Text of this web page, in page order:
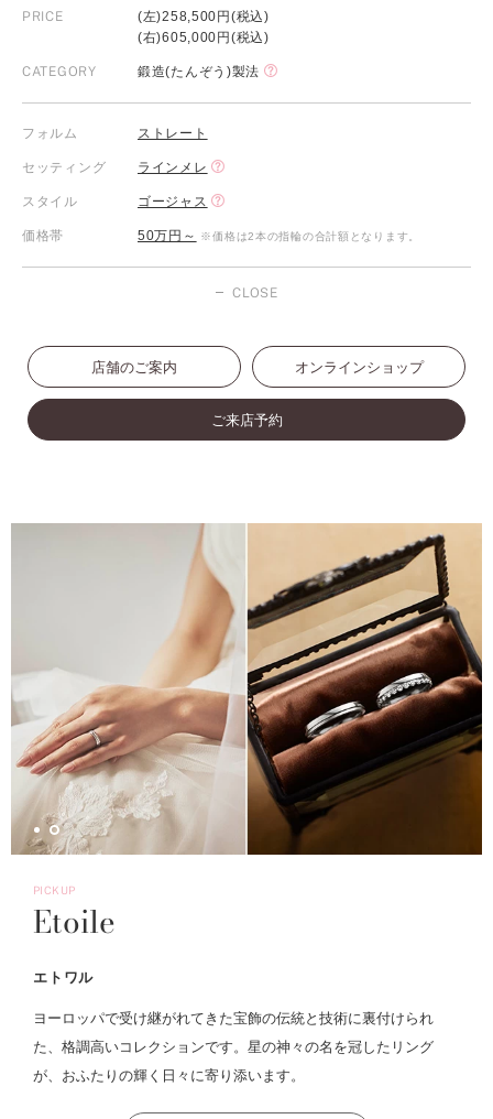
PRICE
(左)258,500円(税込)
(右)605,000円(税込)
CATEGORY 鍛造(たんぞう)製法
フォルム ストレート
セッティング ラインメレ
スタイル ゴージャス
価格帯 50万円～ ※価格は2本の指輪の合計額となります。
CLOSE
店舗のご案内 オンラインショップ
ご来店予約
PICKUP
Etoile
エトワル
ヨーロッパで受け継がれてきた宝飾の伝統と技術に裏付けられ
た、格調高いコレクションです。星の神々の名を冠したリング
が、おふたりの輝く日々に寄り添います。